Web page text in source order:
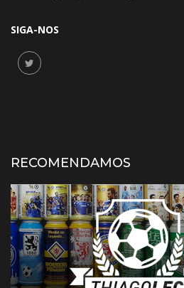
SIGA-NOS
RECOMENDAMOS